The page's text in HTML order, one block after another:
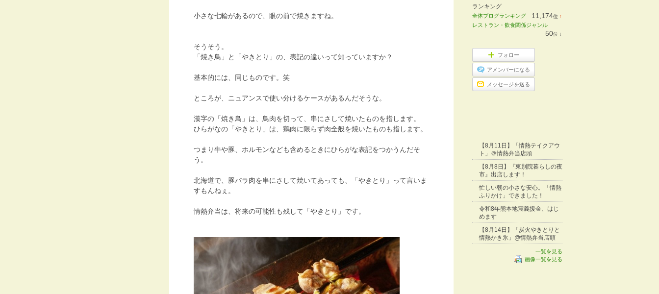
小さな七輪があるので、眼の前で焼きますね。
そうそう。
「焼き鳥」と「やきとり」の、表記の違いって知っていますか？
基本的には、同じものです。笑
ところが、ニュアンスで使い分けるケースがあるんだそうな。
漢字の「焼き鳥」は、鳥肉を切って、串にさして焼いたものを指します。
ひらがなの「やきとり」は、鶏肉に限らず肉全般を焼いたものも指します。
つまり牛や豚、ホルモンなども含めるときにひらがな表記をつかうんだそ
う。
北海道で、豚バラ肉を串にさして焼いてあっても、「やきとり」って言いま
すもんねぇ。
情熱弁当は、将来の可能性も残して「やきとり」です。
ランキング
全体ブログランキング 11,174位 ↑
レストラン・飲食関係ジャンル
50位 ↓
フォロー
アメンバーになる
メッセージを送る
【8月11日】「情熱テイクアウ
ト」＠情熱弁当店頭
【8月8日】『東別院暮らしの夜
市』出店します！
忙しい朝の小さな安心。「情熱
ふりかけ」できました！
令和8年熊本地震義援金、はじ
めます
【8月14日】「炭火やきとりと
情熱かき氷」@情熱弁当店頭
一覧を見る
画像一覧を見る